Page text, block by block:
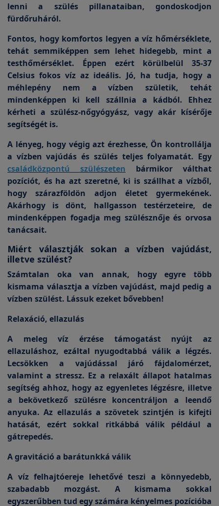
lenni a szülés pillanataiban, gondoskodjon
fürdőruháról.
Fontos, hogy komfortos legyen a víz hőmérséklete,
tehát semmiképpen sem lehet hidegebb, mint a
testhőmérséklet. Éppen ezért körülbelül 35-37
Celsius fokos víz az ideális. Jó, ha tudja, hogy a
méhlepény nem a vízben születik, tehát
mindenképpen ki kell szállnia a kádból. Ehhez
kérheti a szülész-nőgyógyász, vagy akár kísérője
segítségét is.
A lényeg, hogy végig azt érezhesse, Ön kontrollálja
a vízben vajúdás és szülés teljes folyamatát. Egy
családközpontú szülészeten bármikor válthat
pozíciót, és ha azt szeretné, ki is szállhat a vízből,
hogy szárazföldön adjon életet gyermekének.
Akárhogy is dönt, hallgasson testérzeteire, de
mindenképpen fogadja meg szülésznője és orvosa
tanácsait.
Miért választják sokan a vízben vajúdást,
illetve szülést?
Számtalan oka van annak, hogy egyre több
kismama választja a vízben vajúdást, majd pedig a
vízben szülést. Lássuk ezeket bővebben!
Relaxáció, ellazulás
A meleg víz érzése támogatást nyújt az
ellazuláshoz, ezáltal nyugodtabbá válik a légzés.
Lecsökken a vajúdással járó fájdalomérzet,
valamint a stressz. Ez a relaxált állapot hatalmas
segítség ahhoz, hogy az egyenletes légzésre, illetve
a bekövetkező szülésre koncentráljon a leendő
anyuka. Az ellazulás a szövetek szintjén is kifejti
hatását, ezért sokkal ritkábbá válik például a
gátrepedés.
A gravitáció a barátunkká válik
A víz felhajtóereje lehetővé teszi a könnyedebb,
szabadabb mozgást. A kismama sokkal
egyszerűbben tud egy számára kényelmes pozícióba